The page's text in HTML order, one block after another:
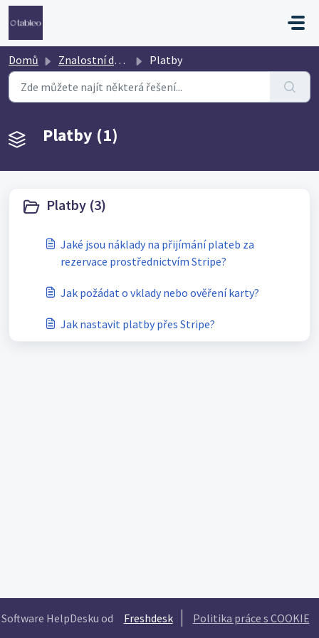
Přeskočit na hlavní obsah
Domů Znalostní databáze Platby
Platby (1)
Platby (3)
Jaké jsou náklady na přijímání plateb za
rezervace prostřednictvím Stripe?
Jak požádat o vklady nebo ověření karty?
Jak nastavit platby přes Stripe?
Software HelpDesku od Freshdesk Politika práce s COOKIE